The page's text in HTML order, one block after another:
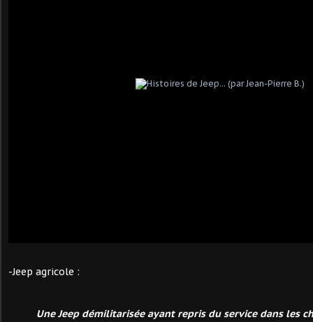
-Jeep agricole :
Une Jeep démilitarisée ayant repris du service dans les